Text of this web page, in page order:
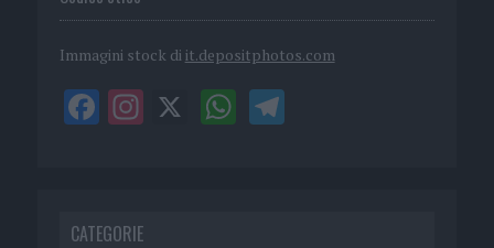
Immagini stock di it.depositphotos.com
CATEGORIE